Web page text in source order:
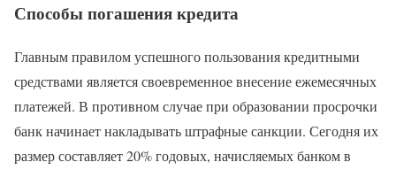
Способы погашения кредита
Главным правилом успешного пользования кредитными
средствами является своевременное внесение ежемесячных
платежей. В противном случае при образовании просрочки
банк начинает накладывать штрафные санкции. Сегодня их
размер составляет 20% годовых, начисляемых банком в